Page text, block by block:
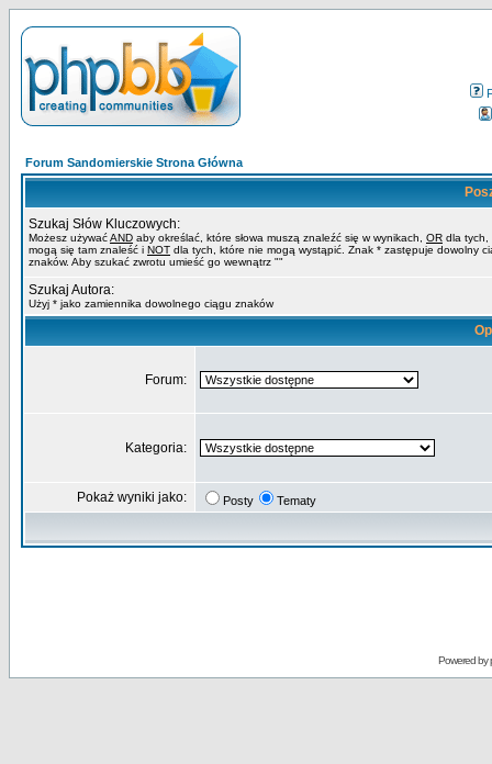
Forum Sandomierskie Strona Główna
Szukaj Słów Kluczowych:
Możesz używaćAND aby określać, które słowa muszą znaleźć się w wynikach, OR dla tych,
mogą się tam znaleść i NOT dla tych, które nie mogą wystąpić. Znak * zastępuje dowolny
znaków. Aby szukać zwrotu umieść go wewnątrz ""
Szukaj Autora:
Użyj * jako zamiennika dowolnego ciągu znaków
Forum:
Kategoria:
Pokaż wyniki jako: Posty Tematy
Powered by